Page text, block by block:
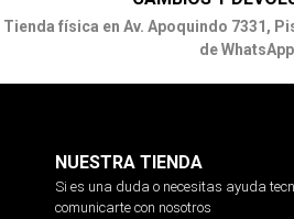
Tienda física en Av. Apoquindo 7331,
de WhatsApp
NUESTRA TIENDA
Si es una duda o necesitas ayuda
comunicarte con nosotros